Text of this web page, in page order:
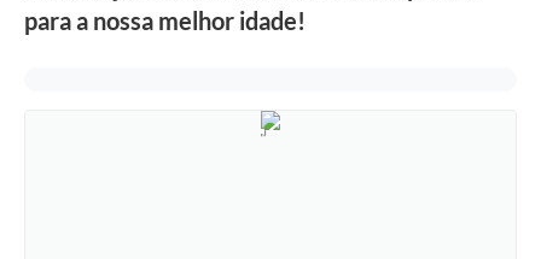
para a nossa melhor idade!